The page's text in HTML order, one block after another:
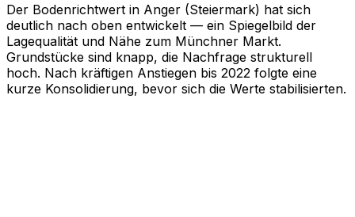
Der Bodenrichtwert in Anger (Steiermark) hat sich
deutlich nach oben entwickelt — ein Spiegelbild der
Lagequalität und Nähe zum Münchner Markt.
Grundstücke sind knapp, die Nachfrage strukturell
hoch. Nach kräftigen Anstiegen bis 2022 folgte eine
kurze Konsolidierung, bevor sich die Werte stabilisierten.